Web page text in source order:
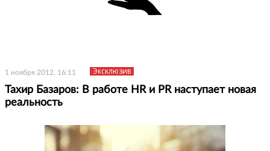
1 ноября 2012, 16:11 Эксклюзив
Тахир Базаров: В работе HR и PR наступает новая
реальность